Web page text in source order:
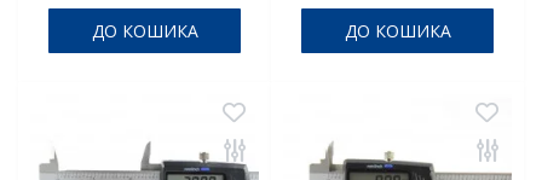
ДО КОШИКА ДО КОШИКА